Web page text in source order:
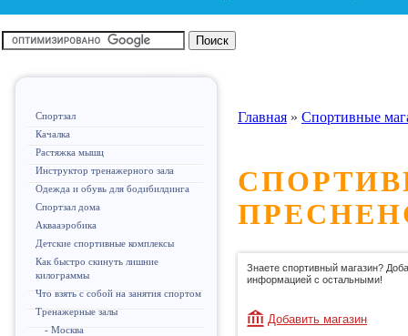
Спортзал
Качалка
Растяжка мышц
Инструктор тренажерного зала
Одежда и обувь для бодибилдинга
Спортзал дома
Аквааэробика
Детские спортивные комплексы
Как быстро скинуть лишние
килограммы
Что взять с собой на занятия спортом
Тренажерные залы
- Москва
Главная » Спортивные
Знаете спортивный магазин?
информацией с остальными!
Добавить магазин